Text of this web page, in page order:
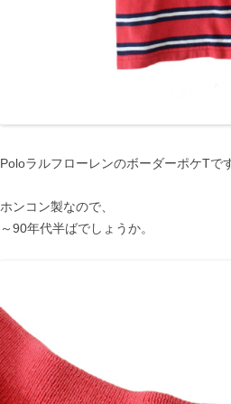
PoloラルフローレンのボーダーポケTで
ホンコン製なので、
～90年代半ばでしょうか。